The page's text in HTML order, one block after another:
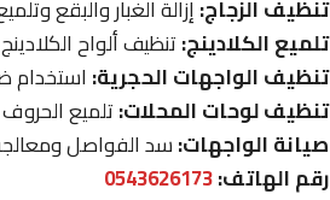
تنظيف الزجاج:إزالة الغبار والبقع
تلميع الكلادينج:تنظيف ألواح
تنظيف الواجهات الحجرية: استخدام
تنظيف لوحات المحلات:تلميع الحروف
صيانة الواجهات:سد الفواصل
رقم الهاتف:0543626173